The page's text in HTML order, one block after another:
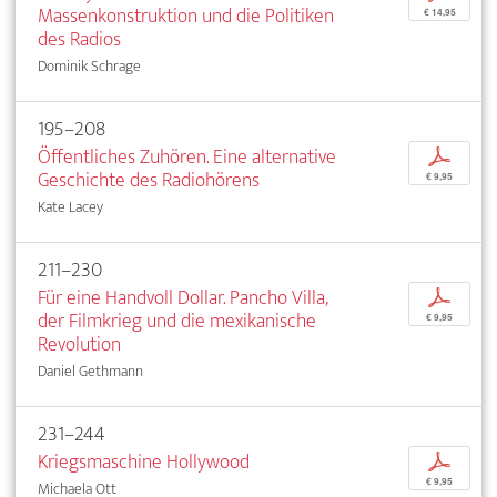
Massenkonstruktion und die Politiken
des Radios
Dominik Schrage
€ 14,95
195–208
Öffentliches Zuhören. Eine alternative
Geschichte des Radiohörens
Kate Lacey
p
€ 9,95
211–230
Für eine Handvoll Dollar. Pancho Villa,
der Filmkrieg und die mexikanische
Revolution
Daniel Gethmann
p
€ 9,95
231–244
Kriegsmaschine Hollywood
Michaela Ott
p
€ 9,95